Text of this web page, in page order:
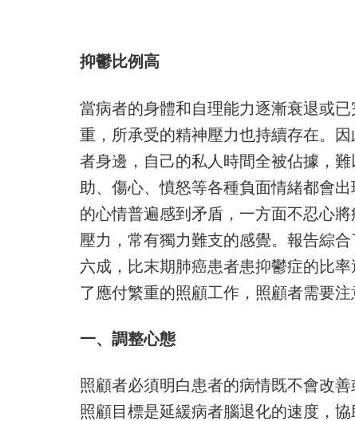
抑鬱比例高
當病者的身體和自理能力逐漸衰退或
重，所承受的精神壓力也持續存在。
者身邊，自己的私人時間全被佔據，
助、傷心、憤怒等各種負面情緒都會
的心情普遍感到矛盾，一方面不忍心
壓力，常有獨力難支的感覺。報告綜
六成，比末期肺癌患者患抑鬱症的比
了應付繁重的照顧工作，照顧者需要注
一、調整心態
照顧者必須明白患者的病情既不會改
照顧目標是延緩病者腦退化的速度，